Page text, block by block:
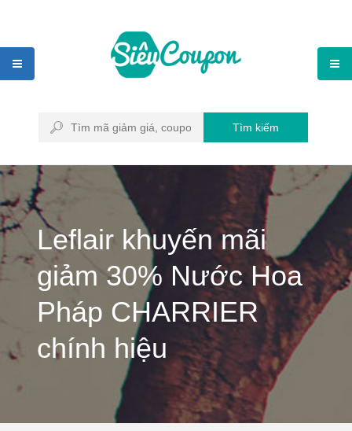
Tìm kiếm
Leflair khuyến mãi
giảm 30% Nước Hoa
Pháp CHARRIER
chính hiệu